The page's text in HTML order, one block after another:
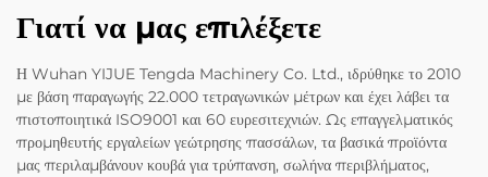
Γιατί να μας επιλέξετε
Η Wuhan YIJUE Tengda Machinery Co. Ltd., ιδρύθηκε το 2010
με βάση παραγωγής 22.000 τετραγωνικών μέτρων και έχει λάβει τα
πιστοποιητικά ISO9001 και 60 ευρεσιτεχνιών. Ως επαγγελματικός
προμηθευτής εργαλείων γεώτρησης πασσάλων, τα βασικά προϊόντα
μας περιλαμβάνουν κουβά για τρύπανση, σωλήνα περιβλήματος,